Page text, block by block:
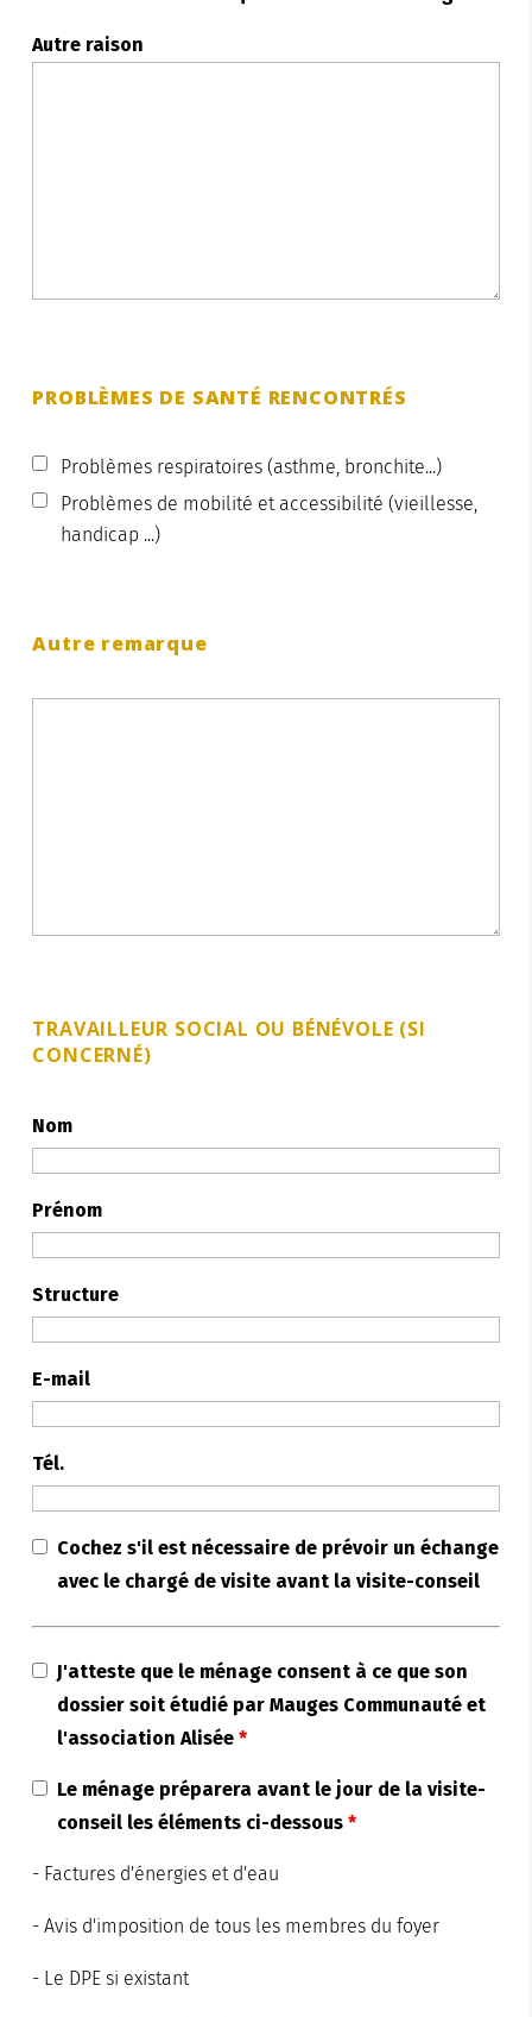
Autre raison
PROBLÈMES DE SANTÉ RENCONTRÉS
Problèmes respiratoires (asthme, bronchite...)
Problèmes de mobilité et accessibilité (vieillesse,
handicap ...)
Autre remarque
TRAVAILLEUR SOCIAL OU BÉNÉVOLE (SI
CONCERNÉ)
Nom
Prénom
Structure
E-mail
Tél.
Cochez s'il est nécessaire de prévoir un échange
avec le chargé de visite avant la visite-conseil
J'atteste que le ménage consent à ce que son
dossier soit étudié par Mauges Communauté et
l'association Alisée*
Le ménage préparera avant le jour de la visite-
conseil les éléments ci-dessous*
- Factures d'énergies et d'eau
- Avis d'imposition de tous les membres du foyer
- Le DPE si existant